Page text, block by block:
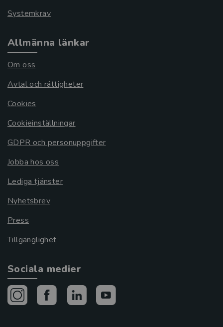
Systemkrav
Allmänna länkar
Om oss
Avtal och rättigheter
Cookies
Cookieinställningar
GDPR och personuppgifter
Jobba hos oss
Lediga tjänster
Nyhetsbrev
Press
Tillgänglighet
Sociala medier